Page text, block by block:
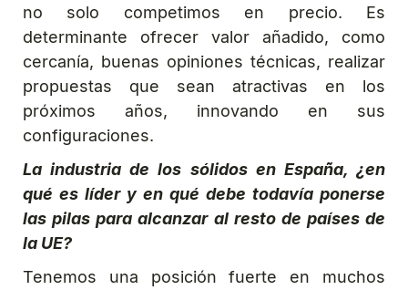
no solo competimos en precio. Es
determinante ofrecer valor añadido, como
cercanía, buenas opiniones técnicas, realizar
propuestas que sean atractivas en los
próximos años, innovando en sus
configuraciones.
La industria de los sólidos en España, ¿en
qué es líder y en qué debe todavía ponerse
las pilas para alcanzar al resto de países de
la UE?
Tenemos una posición fuerte en muchos